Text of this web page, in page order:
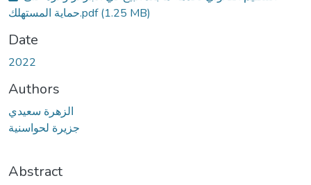
حماية المستهلك.pdf(1.25 MB)
Date
2022
Authors
الزهرة سعيدي
جزيرة لحواسنية
Abstract